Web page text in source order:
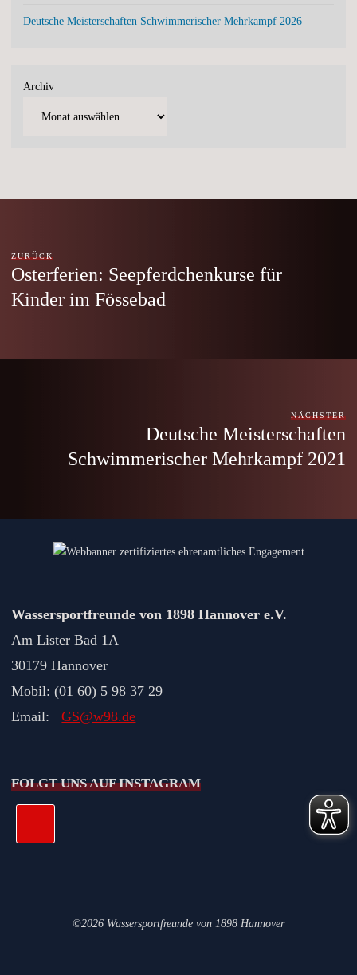
Deutsche Meisterschaften Schwimmerischer Mehrkampf 2026
Archiv
ZURÜCK
Osterferien: Seepferdchenkurse für
Kinder im Fössebad
NÄCHSTER
Deutsche Meisterschaften
Schwimmerischer Mehrkampf 2021
Wassersportfreunde von 1898 Hannover e.V.
Am Lister Bad 1A
30179 Hannover
Mobil: (01 60) 5 98 37 29
Email:GS@w98.de
FOLGT UNS AUF INSTAGRAM
©2026 Wassersportfreunde von 1898 Hannover